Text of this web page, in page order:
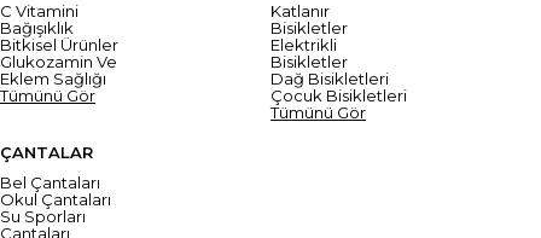
C Vitamini
Bağışıklık
Bitkisel Ürünler
Glukozamin Ve
Eklem Sağlığı
Tümünü Gör
Katlanır
Bisikletler
Elektrikli
Bisikletler
Dağ Bisikletleri
Çocuk Bisikletleri
Tümünü Gör
ÇANTALAR
Bel Çantaları
Okul Çantaları
Su Sporları
Çantaları